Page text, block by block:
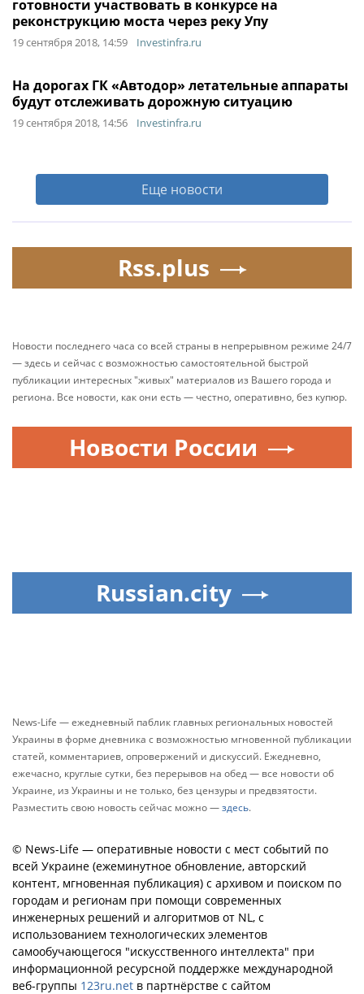
готовности участвовать в конкурсе на
реконструкцию моста через реку Упу
19 сентября 2018, 14:59 Investinfra.ru
На дорогах ГК «Автодор» летательные аппараты
будут отслеживать дорожную ситуацию
19 сентября 2018, 14:56 Investinfra.ru
Еще новости
Rss.plus
Новости последнего часа со всей страны в непрерывном режиме 24/7
— здесь и сейчас с возможностью самостоятельной быстрой
публикации интересных "живых" материалов из Вашего города и
региона. Все новости, как они есть — честно, оперативно, без купюр.
Новости России
Russian.city
News-Life — ежедневный паблик главных региональных новостей
Украины в форме дневника с возможностью мгновенной публикации
статей, комментариев, опровержений и дискуссий. Ежедневно,
ежечасно, круглые сутки, без перерывов на обед — все новости об
Украине, из Украины и не только, без цензуры и предвзятости.
Разместить свою новость сейчас можно —здесь.
© News-Life — оперативные новости с мест событий по
всей Украине (ежеминутное обновление, авторский
контент, мгновенная публикация) с архивом и поиском по
городам и регионам при помощи современных
инженерных решений и алгоритмов от NL, с
использованием технологических элементов
самообучающегося "искусственного интеллекта" при
информационной ресурсной поддержке международной
веб-группы 123ru.net в партнёрстве с сайтом